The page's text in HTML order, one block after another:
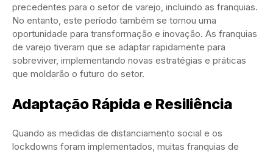
precedentes para o setor de varejo, incluindo as franquias.
No entanto, este período também se tornou uma
oportunidade para transformação e inovação. As franquias
de varejo tiveram que se adaptar rapidamente para
sobreviver, implementando novas estratégias e práticas
que moldarão o futuro do setor.
Adaptação Rápida e Resiliência
Quando as medidas de distanciamento social e os
lockdowns foram implementados, muitas franquias de